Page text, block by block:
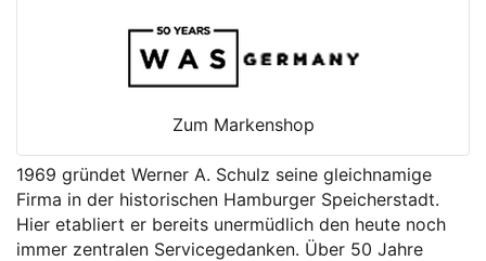
Zum Markenshop
1969 gründet Werner A. Schulz seine gleichnamige
Firma in der historischen Hamburger Speicherstadt.
Hier etabliert er bereits unermüdlich den heute noch
immer zentralen Servicegedanken. Über 50 Jahre